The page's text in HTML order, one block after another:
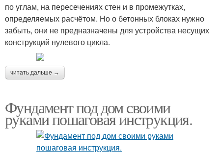
по углам, на пересечениях стен и в промежутках,
определяемых расчётом. Но о бетонных блоках нужно
забыть, они не предназначены для устройства несущих
конструкций нулевого цикла.
читать дальше →
Фундамент под дом своими
руками пошаговая инструкция.